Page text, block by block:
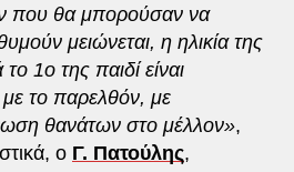
που θα μπορούσαν να
μειώνεται, η ηλικία της
1ο της παιδί είναι
το παρελθόν, με
θανάτων στο μέλλον»,
ο Γ. Πατούλης,